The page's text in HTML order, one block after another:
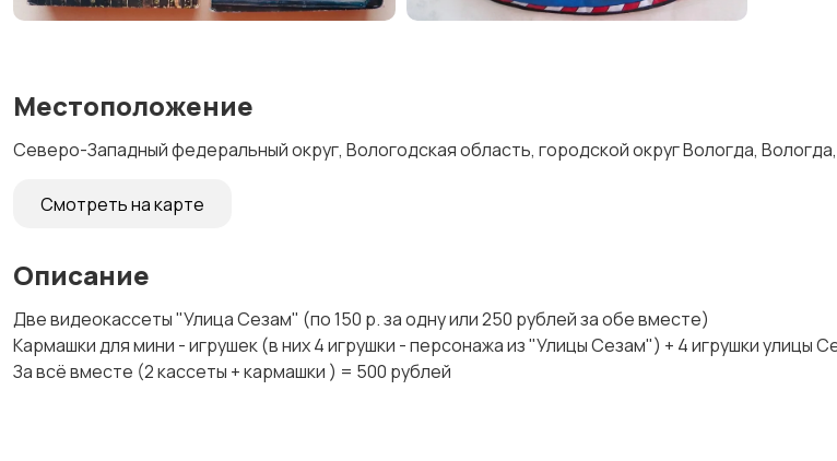
Местоположение
Северо-Западный федеральный округ, Вологодская область, городской округ Вологда,
Смотреть на карте
Описание
Две видеокассеты "Улица Сезам" (по 150 р. за одну или 250 рублей за обе вместе)
Кармашки для мини - игрушек (в них 4 игрушки - персонажа из "Улицы Сезам") + 4 игрушки улицы
За всё вместе (2 кассеты + кармашки ) = 500 рублей